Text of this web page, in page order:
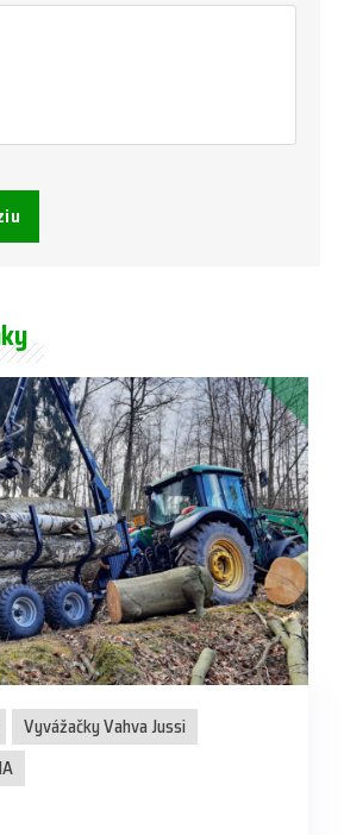
Vyvážačky Vahva Jussi